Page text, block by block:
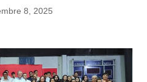
8, 2025